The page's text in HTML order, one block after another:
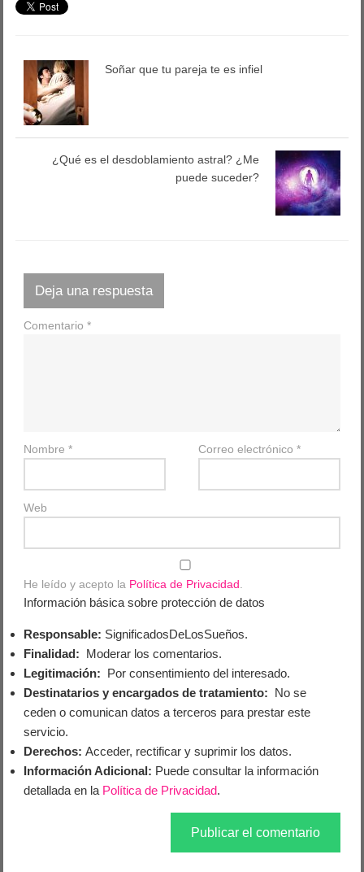
Soñar que tu pareja te es infiel
¿Qué es el desdoblamiento astral? ¿Me
puede suceder?
Deja una respuesta
Comentario*
Nombre* Correo electrónico *
Web
He leído y acepto la Política de Privacidad
Información básica sobre protección de datos
Responsable: SignificadosDeLosSueños.
Finalidad: Moderar los comentarios.
Legitimación: Por consentimiento del interesado.
Destinatarios y encargados de tratamiento: No se
ceden o comunican datos a terceros para prestar este
servicio.
Derechos: Acceder, rectificar y suprimir los datos.
Información Adicional: Puede consultar la información
detallada en la Política de Privacidad.